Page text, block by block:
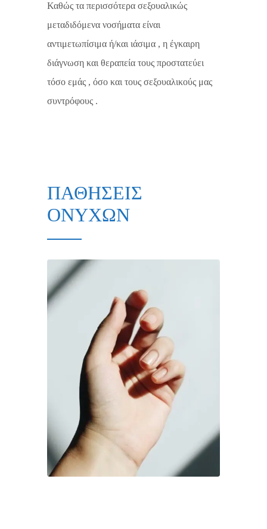
Καθώς τα περισσότερα σεξουαλικώς
μεταδιδόμενα νοσήματα είναι
αντιμετωπίσιμα ή/και ιάσιμα , η έγκαιρη
διάγνωση και θεραπεία τους προστατεύει
τόσο εμάς , όσο και τους σεξουαλικούς μας
συντρόφους .
ΠΑΘΗΣΕΙΣ
ΟΝΥΧΩΝ